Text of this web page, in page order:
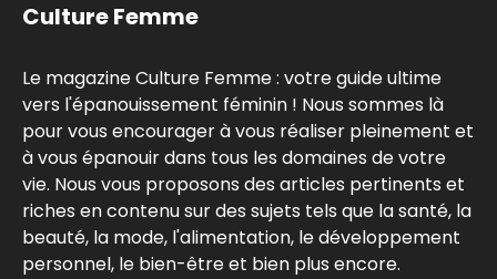
Culture Femme
Le magazine Culture Femme : votre guide ultime
vers l'épanouissement féminin ! Nous sommes là
pour vous encourager à vous réaliser pleinement et
à vous épanouir dans tous les domaines de votre
vie. Nous vous proposons des articles pertinents et
riches en contenu sur des sujets tels que la santé, la
beauté, la mode, l'alimentation, le développement
personnel, le bien-être et bien plus encore.